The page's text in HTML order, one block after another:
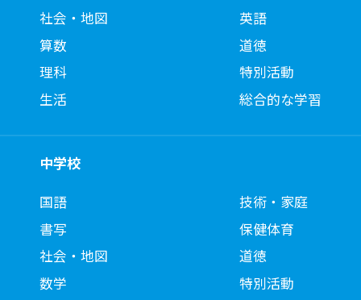
社会・地図
算数
理科
生活
英語
道徳
特別活動
総合的な学習
中学校
国語
書写
社会・地図
数学
技術・家庭
保健体育
道徳
特別活動